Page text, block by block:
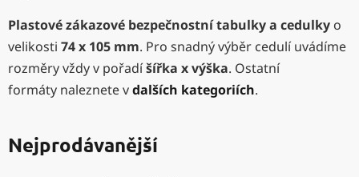
Plastové zákazové bezpečnostní tabulky a cedulky o
velikosti 74 x 105 mm. Pro snadný výběr cedulí uvádíme
rozměry vždy v pořadíšířka x výška. Ostatní
formáty naleznete vdalších kategoriích.
Nejprodávanější